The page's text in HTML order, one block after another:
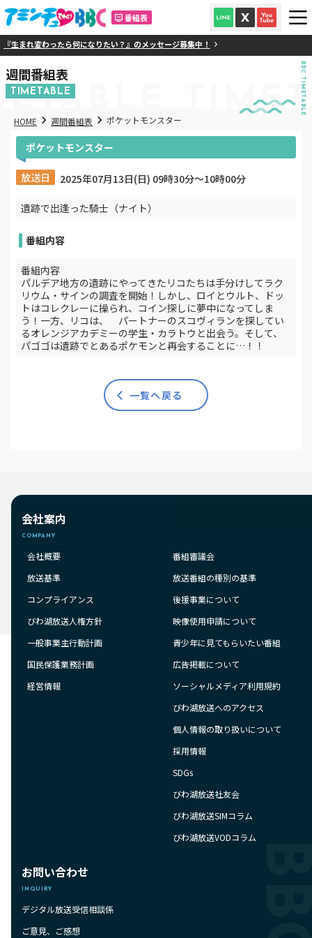
番組表
生まれ変わったら何になりたい？』のメッセージ募集中！
週間番組表
TIMETABLE BBC TIMETABLE
HOME 週間番組表 ポケットモンスター
ポケットモンスター
放送日 2025年07月13日(日) 09時30分〜10時00分
遺跡で出逢った騎士（ナイト）
番組内容
番組内容
パルデア地方の遺跡にやってきたリコたちは手分けしてラク
リウム・サインの調査を開始！しかし、ロイとウルト、ドッ
トはコレクレーに操られ、コイン探しに夢中になってしま
う！一方、リコは、 パートナーのスコヴィランを探してい
るオレンジアカデミーの学生・カラトウと出会う。そして、
パゴゴは遺跡でとあるポケモンと再会することに…！！
一覧へ戻る
会社案内
COMPANY
会社概要
放送基準
コンプライアンス
びわ湖放送人権方針
一般事業主行動計画
国民保護業務計画
経営情報
番組審議会
放送番組の種別の基準
後援事業について
映像使用申請について
青少年に見てもらいたい番組
広告掲載について
ソーシャルメディア利用規約
びわ湖放送へのアクセス
個人情報の取り扱いについて
採用情報
SDGs
びわ湖放送社友会
びわ湖放送SIMコラム
びわ湖放送VODコラム
お問い合わせ
INQUIRY
デジタル放送受信相談係
ご意見、ご感想